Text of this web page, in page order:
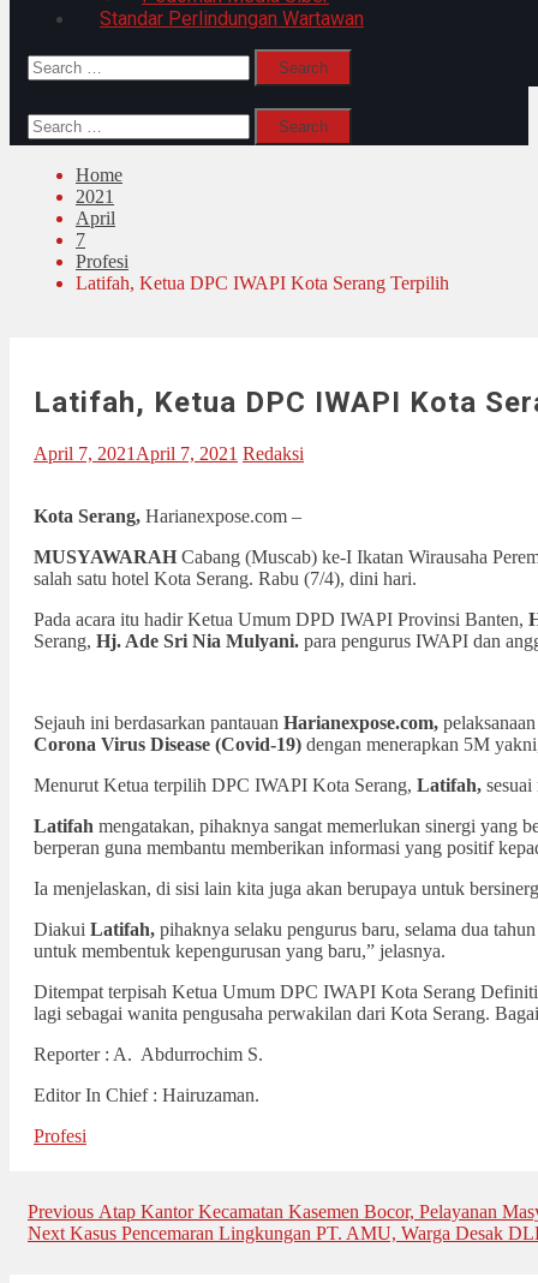
Standar Perlindungan Wartawan
Search
for:
Search
for:
Home
2021
April
7
Profesi
Latifah, Ketua DPC IWAPI Kota Serang Terpilih
Latifah, Ketua DPC IWAPI Kota
April 7, 2021 April 7, 2021 Redaksi
Kota Serang, Harianexpose.com –
MUSYAWARAH Cabang (Muscab) ke-I Ikatan Wirausaha
salah satu hotel Kota Serang. Rabu (7/4), dini hari.
Pada acara itu hadir Ketua Umum DPD IWAPI Provinsi Banten,
Serang, Hj. Ade Sri Nia Mulyani. para pengurus IWAPI dan
Sejauh ini berdasarkan pantauan Harianexpose.com,
Corona Virus Disease (Covid-19) dengan menerapkan 5M
Menurut Ketua terpilih DPC IWAPI Kota Serang, Latifah,
Latifah mengatakan, pihaknya sangat memerlukan sinergi yang
berperan guna membantu memberikan informasi yang positif
Ia menjelaskan, di sisi lain kita juga akan berupaya untuk
Diakui Latifah, pihaknya selaku pengurus baru, selama dua
untuk membentuk kepengurusan yang baru,” jelasnya.
Ditempat terpisah Ketua Umum DPC IWAPI Kota Serang
lagi sebagai wanita pengusaha perwakilan dari Kota Serang.
Reporter : A. Abdurrochim S.
Editor In Chief : Hairuzaman.
Profesi
Post
navigation
Previous Previous
post:
Atap Kantor Kecamatan Kasemen Bocor, Pelayanan
Next Next
Kasus Pencemaran Lingkungan PT. AMU, Warga Desak